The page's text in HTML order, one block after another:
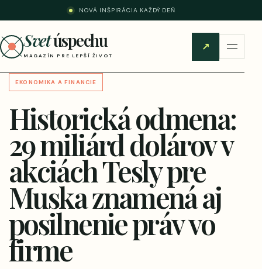
NOVÁ INŠPIRÁCIA KAŽDÝ DEŇ
Svetúspechu
MAGAZÍN PRE LEPŠÍ ŽIVOT
↗
EKONOMIKA A FINANCIE
Historická odmena:
29 miliárd dolárov v
akciách Tesly pre
Muska znamená aj
posilnenie práv vo
firme